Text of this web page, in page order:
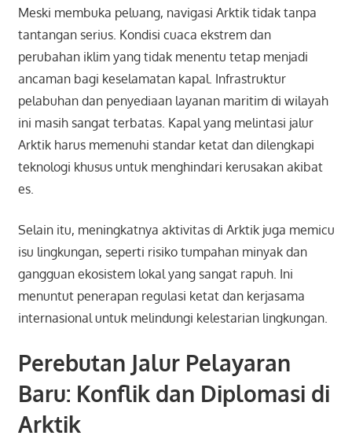
Meski membuka peluang, navigasi Arktik tidak tanpa
tantangan serius. Kondisi cuaca ekstrem dan
perubahan iklim yang tidak menentu tetap menjadi
ancaman bagi keselamatan kapal. Infrastruktur
pelabuhan dan penyediaan layanan maritim di wilayah
ini masih sangat terbatas. Kapal yang melintasi jalur
Arktik harus memenuhi standar ketat dan dilengkapi
teknologi khusus untuk menghindari kerusakan akibat
es.
Selain itu, meningkatnya aktivitas di Arktik juga memicu
isu lingkungan, seperti risiko tumpahan minyak dan
gangguan ekosistem lokal yang sangat rapuh. Ini
menuntut penerapan regulasi ketat dan kerjasama
internasional untuk melindungi kelestarian lingkungan.
Perebutan Jalur Pelayaran
Baru: Konflik dan Diplomasi di
Arktik